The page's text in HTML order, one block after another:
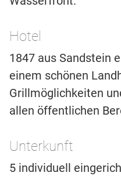
Hotel
1847 aus Sandstein
einem schönen
Grillmöglichkeiten
allen öffentlichen
Unterkunft
5 individuell